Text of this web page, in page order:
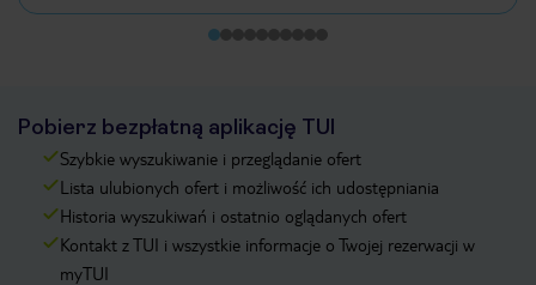
Pobierz bezpłatną aplikację TUI
Szybkie wyszukiwanie i przeglądanie ofert
Lista ulubionych ofert i możliwość ich udostępniania
Historia wyszukiwań i ostatnio oglądanych ofert
Kontakt z TUI i wszystkie informacje o Twojej rezerwacji w
myTUI